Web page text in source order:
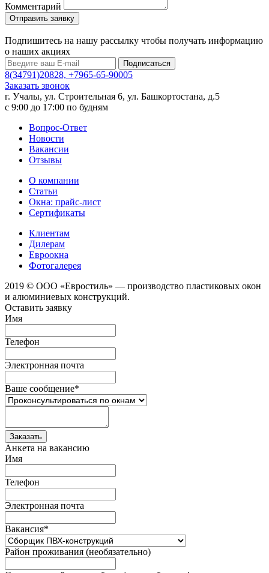
Комментарий
Подпишитесь на нашу рассылку чтобы получать информацию
о наших акциях
Подписаться
8(34791)20828, +7965-65-90005
Заказать звонок
г. Учалы, ул. Строительная 6, ул. Башкортостана, д.5
c 9:00 до 17:00 по будням
Вопрос-Ответ
Новости
Вакансии
Отзывы
О компании
Статьи
Окна: прайс-лист
Сертификаты
Клиентам
Дилерам
Евроокна
Фотогалерея
2019 © ООО «Евростиль» — производство пластиковых окон
и алюминиевых конструкций.
Оставить заявку
Имя
Телефон
Электронная почта
Ваше сообщение*
Анкета на вакансию
Имя
Телефон
Электронная почта
Вакансия*
Район проживания (необязательно)